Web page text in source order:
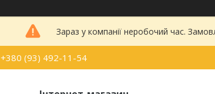
Зараз у компанії неробочий час.
+380 (93) 492-11-54